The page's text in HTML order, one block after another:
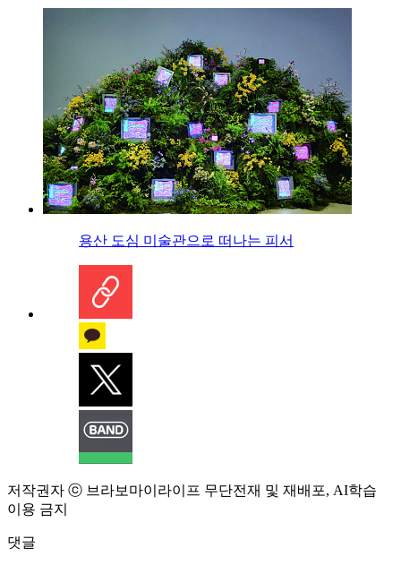
용산 도심 미술관으로 떠나는 피서
저작권자 ⓒ 브라보마이라이프 무단전재 및 재배포, AI학습
이용 금지
댓글